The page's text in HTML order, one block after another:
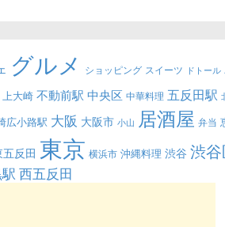
グルメ ショッピング スイーツ ドトール
上大崎 不動前駅 中央区 中華料理 五反田駅
広小路駅 大阪 大阪市 小山 居酒屋 弁当
五反田 東京 横浜市 沖縄料理 渋谷 渋
西五反田